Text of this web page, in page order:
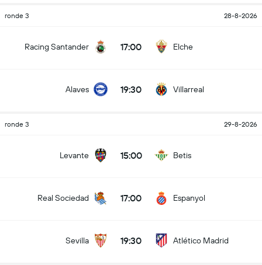
ronde 3 28-8-2026
Racing Santander 17:00 Elche
Alaves 19:30 Villarreal
ronde 3 29-8-2026
Levante 15:00 Betis
Real Sociedad 17:00 Espanyol
Sevilla 19:30 Atlético Madrid